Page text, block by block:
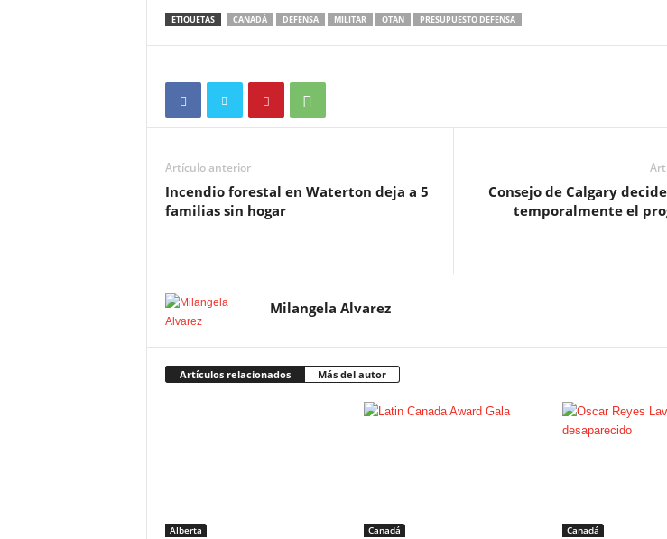
ETIQUETAS CANADÁ DEFENSA MILITAR OTAN PRESUPUESTO DEFENSA
Artículo anterior
Incendio forestal en Waterton deja a 5
familias sin hogar
Consejo de Calgary
temporalmente el
Milangela Alvarez
Artículos relacionados Más del autor
Alberta Canadá Canadá